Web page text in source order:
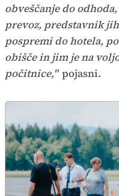
obveščanje do
prevoz, predstavnik
pospremi do hotela,
obišče in jim je na
počitnice," pojasni.